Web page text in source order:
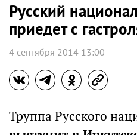
Русский
приедет с
4 сентября 2014 13:00
Труппа Русского